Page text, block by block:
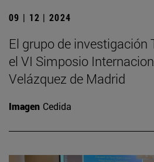
09 | 12 | 2024
El grupo de investigación
el VI Simposio
Velázquez de Madrid
Imagen Cedida